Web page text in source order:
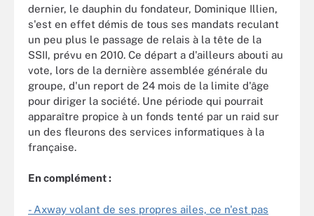
dernier, le dauphin du fondateur, Dominique Illien,
s'est en effet démis de tous ses mandats reculant
un peu plus le passage de relais à la tête de la
SSII, prévu en 2010. Ce départ a d'ailleurs abouti au
vote, lors de la dernière assemblée générale du
groupe, d'un report de 24 mois de la limite d'âge
pour diriger la société. Une période qui pourrait
apparaître propice à un fonds tenté par un raid sur
un des fleurons des services informatiques à la
française.
En complément :
- Axway volant de ses propres ailes, ce n'est pas